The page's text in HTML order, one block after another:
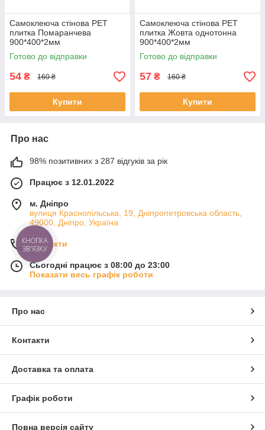
Самоклеюча стінова PET
плитка Помаранчева
900*400*2мм
Готово до відправки
54 ₴ 160 ₴
Купити
Самоклеюча стінова PET
плитка Жовта однотонна
900*400*2мм
Готово до відправки
57 ₴ 160 ₴
Купити
Про нас
98% позитивних з 287 відгуків за рік
Працює з 12.01.2022
м. Дніпро
вулиця Краснопільська, 19, Дніпропетровська область,
49000, Дніпро, Україна
Контакти
Сьогодні працює з 08:00 до 23:00
Показати весь графік роботи
Про нас
Контакти
Доставка та оплата
Графік роботи
Повна версія сайту
КНОПКА
ЗВ'ЯЗКУ